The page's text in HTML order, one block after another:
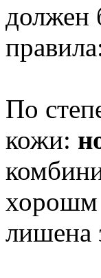
должен
По
кожи:
хорошм
лишена